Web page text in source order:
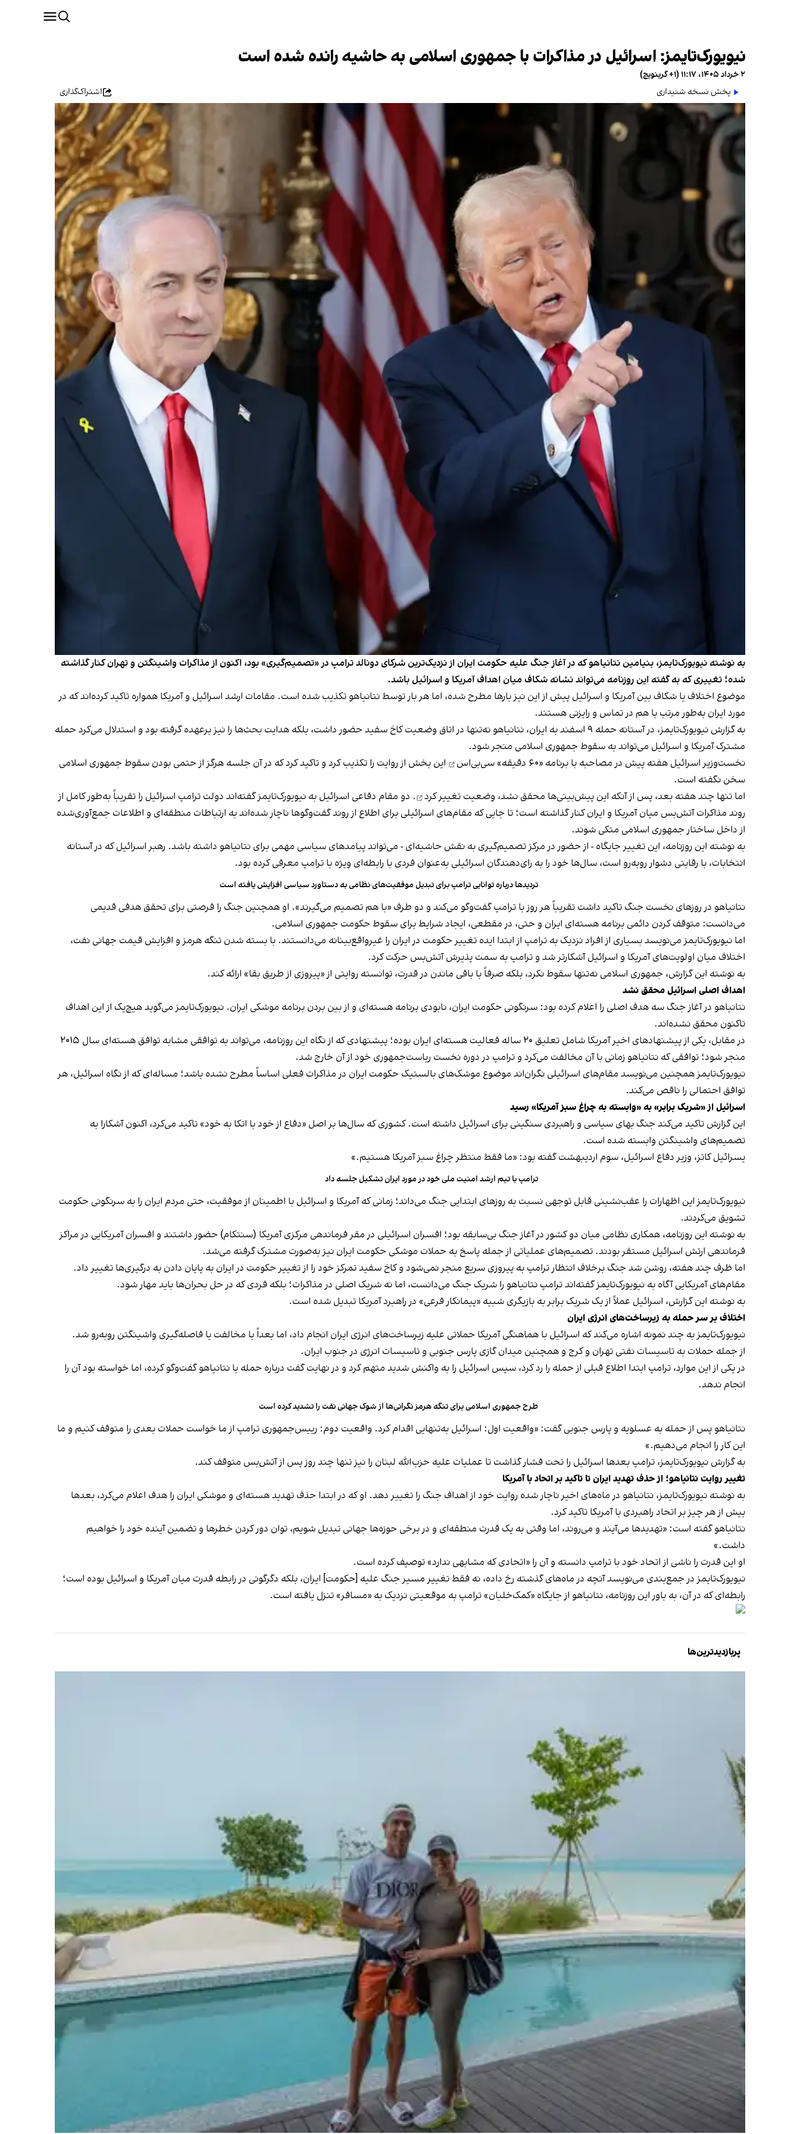
نیویورک‌تایمز: اسرائیل در مذاکرات با جمهوری اسلامی به حاشیه رانده شده است
۲ خرداد ۱۴۰۵، ۱۱:۱۷ (‎+۱ گرینویچ)
پخش نسخه شنیداری
اشتراک‌گذاری
به نوشته نیویورک‌تایمز، بنیامین نتانیاهو که در آغاز جنگ علیه حکومت ایران از نزدیک‌ترین شرکای دونالد ترامپ در «تصمیم‌گیری» بود، اکنون از مذاکرات واشینگتن و تهران کنار گذاشته
شده؛ تغییری که به گفته این روزنامه می‌تواند نشانه شکاف میان اهداف آمریکا و اسرائیل باشد.
موضوع اختلاف یا شکاف بین آمریکا و اسرائیل پیش از این نیز بارها مطرح شده، اما هر بار توسط نتانیاهو تکذیب شده است. مقامات ارشد اسرائیل و آمریکا همواره تاکید کرده‌اند که در
مورد ایران به‌طور مرتب با هم در تماس و رایزنی هستند.
به گزارش نیویورک‌تایمز، در آستانه حمله ۹ اسفند به ایران، نتانیاهو نه‌تنها در اتاق وضعیت کاخ سفید حضور داشت، بلکه هدایت بحث‌ها را نیز برعهده گرفته بود و استدلال می‌کرد حمله
مشترک آمریکا و اسرائیل می‌تواند به سقوط جمهوری اسلامی منجر شود.
نخست‌وزیر اسرائیل هفته پیش درمصاحبه با برنامه «۶۰ دقیقه» سی‌بی‌اس
این بخش از روایت را تکذیب کرد و تاکید کرد که در آن جلسه هرگز از حتمی بودن سقوط جمهوری اسلامی
سخن نگفته است.
اما تنها چند هفته بعد، پس از آنکه این پیش‌بینی‌ها محقق نشد، وضعیت تغییر کرد
. دو مقام دفاعی اسرائیل به نیویورک‌تایمز گفته‌اند دولت ترامپ اسرائیل را تقریباً به‌طور کامل از
روند مذاکرات آتش‌بس میان آمریکا و ایران کنار گذاشته است؛ تا جایی که مقام‌های اسرائیلی برای اطلاع از روند گفت‌وگوها ناچار شده‌اند به ارتباطات منطقه‌ای و اطلاعات جمع‌آوری‌شده
از داخل ساختار جمهوری اسلامی متکی شوند.
به نوشته این روزنامه، این تغییر جایگاه - از حضور در مرکز تصمیم‌گیری به نقش حاشیه‌ای - می‌تواند پیامدهای سیاسی مهمی برای نتانیاهو داشته باشد. رهبر اسرائیل که در آستانه
انتخابات، با رقابتی دشوار روبه‌رو است، سال‌ها خود را به رای‌دهندگان اسرائیلی به‌عنوان فردی با رابطه‌ای ویژه با ترامپ معرفی کرده بود.
تردیدها درباره توانایی ترامپ برای تبدیل موفقیت‌های نظامی به دستاورد سیاسی افزایش یافته است
نتانیاهو در روزهای نخست جنگ تاکید داشت تقریباً هر روز با ترامپ گفت‌وگو می‌کند و دو طرف «با هم تصمیم می‌گیرند». او همچنین جنگ را فرصتی برای تحقق هدفی قدیمی
می‌دانست: متوقف کردن دائمی برنامه هسته‌ای ایران و حتی، در مقطعی، ایجاد شرایط برای سقوط حکومت جمهوری اسلامی.
اما نیویورک‌تایمز می‌نویسد بسیاری از افراد نزدیک به ترامپ از ابتدا ایده تغییر حکومت در ایران را غیرواقع‌بینانه می‌دانستند. با بسته شدن تنگه هرمز و افزایش قیمت جهانی نفت،
اختلاف میان اولویت‌های آمریکا و اسرائیل آشکارتر شد و ترامپ به سمت پذیرش آتش‌بس حرکت کرد.
به نوشته این گزارش، جمهوری اسلامی نه‌تنها سقوط نکرد، بلکه صرفاً با باقی ماندن در قدرت، توانسته روایتی از «پیروزی از طریق بقا» ارائه کند.
اهداف اصلی اسرائیل محقق نشد
نتانیاهو در آغاز جنگ سه هدف اصلی را اعلام کرده بود: سرنگونی حکومت ایران، نابودی برنامه هسته‌ای و از بین بردن برنامه موشکی ایران. نیویورک‌تایمز می‌گوید هیچ‌یک از این اهداف
تاکنون محقق نشده‌اند.
در مقابل، یکی از پیشنهادهای اخیر آمریکا شامل تعلیق ۲۰ ساله فعالیت هسته‌ای ایران بوده؛ پیشنهادی که از نگاه این روزنامه، می‌تواند به توافقی مشابه توافق هسته‌ای سال ۲۰۱۵
منجر شود؛ توافقی که نتانیاهو زمانی با آن مخالفت می‌کرد و ترامپ در دوره نخست ریاست‌جمهوری خود از آن خارج شد.
نیویورک‌تایمز همچنین می‌نویسد مقام‌های اسرائیلی نگران‌اند موضوع موشک‌های بالستیک حکومت ایران در مذاکرات فعلی اساساً مطرح نشده باشد؛ مساله‌ای که از نگاه اسرائیل، هر
توافق احتمالی را ناقص می‌کند.
اسرائیل از «شریک برابر» به «وابسته به چراغ سبز آمریکا» رسید
این گزارش تاکید می‌کند جنگ بهای سیاسی و راهبردی سنگینی برای اسرائیل داشته است. کشوری که سال‌ها بر اصل «دفاع از خود با اتکا به خود» تاکید می‌کرد، اکنون آشکارا به
تصمیم‌های واشینگتن وابسته شده است.
یسرائیل کاتز، وزیر دفاع اسرائیل، سوم اردیبهشت گفته بود: «ما فقط منتظر چراغ سبز آمریکا هستیم.»
ترامپ با تیم ارشد امنیت ملی خود در مورد ایران تشکیل جلسه داد
نیویورک‌تایمز این اظهارات را عقب‌نشینی قابل توجهی نسبت به روزهای ابتدایی جنگ می‌داند؛ زمانی که آمریکا و اسرائیل با اطمینان از موفقیت، حتی مردم ایران را به سرنگونی حکومت
تشویق می‌کردند.
به نوشته این روزنامه، همکاری نظامی میان دو کشور در آغاز جنگ بی‌سابقه بود؛ افسران اسرائیلی در مقر فرماندهی مرکزی آمریکا (سنتکام) حضور داشتند و افسران آمریکایی در مراکز
فرماندهی ارتش اسرائیل مستقر بودند. تصمیم‌های عملیاتی از جمله پاسخ به حملات موشکی حکومت ایران نیز به‌صورت مشترک گرفته می‌شد.
اما ظرف چند هفته، روشن شد جنگ برخلاف انتظار ترامپ به پیروزی سریع منجر نمی‌شود و کاخ سفید تمرکز خود را از تغییر حکومت در ایران به پایان دادن به درگیری‌ها تغییر داد.
مقام‌های آمریکایی آگاه به نیویورک‌تایمز گفته‌اند ترامپ نتانیاهو را شریک جنگ می‌دانست، اما نه شریک اصلی در مذاکرات؛ بلکه فردی که در حل بحران‌ها باید مهار شود.
به نوشته این گزارش، اسرائیل عملاً از یک شریک برابر به بازیگری شبیه «پیمانکار فرعی» در راهبرد آمریکا تبدیل شده است.
اختلاف بر سر حمله به زیرساخت‌های انرژی ایران
نیویورک‌تایمز به چند نمونه اشاره می‌کند که اسرائیل با هماهنگی آمریکا حملاتی علیه زیرساخت‌های انرژی ایران انجام داد، اما بعداً با مخالفت یا فاصله‌گیری واشینگتن روبه‌رو شد.
از جمله حملات به تاسیسات نفتی تهران و کرج و همچنین میدان گازی پارس جنوبی و تاسیسات انرژی در جنوب ایران.
در یکی از این موارد، ترامپ ابتدا اطلاع قبلی از حمله را رد کرد، سپس اسرائیل را به واکنش شدید متهم کرد و در نهایت گفت درباره حمله با نتانیاهو گفت‌وگو کرده، اما خواسته بود آن را
انجام ندهد.
طرح جمهوری اسلامی برای تنگه هرمز نگرانی‌ها از شوک جهانی نفت را تشدید کرده است
نتانیاهو پس از حمله به عسلویه و پارس جنوبی گفت: «واقعیت اول: اسرائیل به‌تنهایی اقدام کرد. واقعیت دوم: رییس‌جمهوری ترامپ از ما خواست حملات بعدی را متوقف کنیم و ما
این کار را انجام می‌دهیم.»
به گزارش نیویورک‌تایمز، ترامپ بعدها اسرائیل را تحت فشار گذاشت تا عملیات علیه حزب‌الله لبنان را نیز تنها چند روز پس از آتش‌بس متوقف کند.
تغییر روایت نتانیاهو؛ از حذف تهدید ایران تا تاکید بر اتحاد با آمریکا
به نوشته نیویورک‌تایمز، نتانیاهو در ماه‌های اخیر ناچار شده روایت خود از اهداف جنگ را تغییر دهد. او که در ابتدا حذف تهدید هسته‌ای و موشکی ایران را هدف اعلام می‌کرد، بعدها
بیش از هر چیز بر اتحاد راهبردی با آمریکا تاکید کرد.
نتانیاهو گفته است: «تهدیدها می‌آیند و می‌روند، اما وقتی به یک قدرت منطقه‌ای و در برخی حوزه‌ها جهانی تبدیل شویم، توان دور کردن خطرها و تضمین آینده خود را خواهیم
داشت.»
او این قدرت را ناشی از اتحاد خود با ترامپ دانسته و آن را «اتحادی که مشابهی ندارد» توصیف کرده است.
نیویورک‌تایمز در جمع‌بندی می‌نویسد آنچه در ماه‌های گذشته رخ داده، نه فقط تغییر مسیر جنگ علیه [حکومت] ایران، بلکه دگرگونی در رابطه قدرت میان آمریکا و اسرائیل بوده است؛
رابطه‌ای که در آن، به باور این روزنامه، نتانیاهو از جایگاه «کمک‌خلبان» ترامپ به موقعیتی نزدیک به «مسافر» تنزل یافته است.
پربازدیدترین‌ها